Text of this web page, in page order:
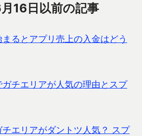
16日以前の記事
るとアプリ売上の入金はどう
ガチエリアが人気の理由とスプ
エリアがダントツ人気？ スプ